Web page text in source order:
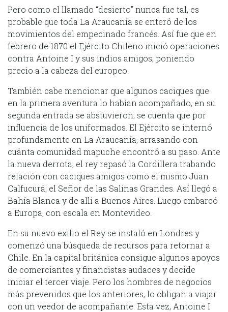
Pero como el llamado “desierto” nunca fue tal, es
probable que toda La Araucanía se enteró de los
movimientos del empecinado francés. Así fue que en
febrero de 1870 el Ejército Chileno inició operaciones
contra Antoine I y sus indios amigos, poniendo
precio a la cabeza del europeo.
También cabe mencionar que algunos caciques que
en la primera aventura lo habían acompañado, en su
segunda entrada se abstuvieron; se cuenta que por
influencia de los uniformados. El Ejército se internó
profundamente en La Araucanía, arrasando con
cuánta comunidad mapuche encontró a su paso. Ante
la nueva derrota, el rey repasó la Cordillera trabando
relación con caciques amigos como el mismo Juan
Calfucurá; el Señor de las Salinas Grandes. Así llegó a
Bahía Blanca y de allí a Buenos Aires. Luego embarcó
a Europa, con escala en Montevideo.
En su nuevo exilio el Rey se instaló en Londres y
comenzó una búsqueda de recursos para retornar a
Chile. En la capital británica consigue algunos apoyos
de comerciantes y financistas audaces y decide
iniciar el tercer viaje. Pero los hombres de negocios
más prevenidos que los anteriores, lo obligan a viajar
con un veedor de acompañante. Esta vez, Antoine I